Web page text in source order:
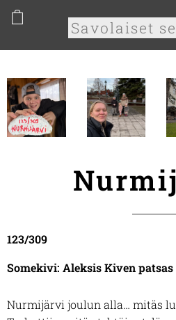
Savolaiset
123/309
Somekivi: Aleksis Kiven patsas
Nurmijärvi joulun alla… mitäs